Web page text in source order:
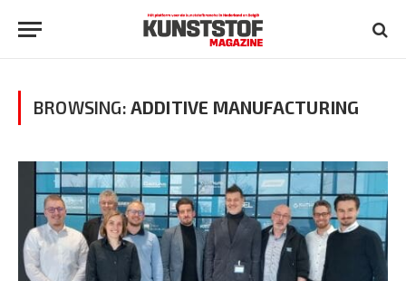
BROWSING: ADDITIVE MANUFACTURING